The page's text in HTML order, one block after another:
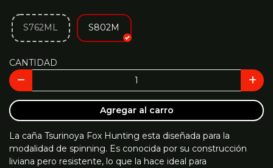
S762ML S802M
CANTIDAD
Agregar al carro
La caña Tsurinoya Fox Hunting esta diseñada para la
modalidad de spinning. Es conocida por su construcción
liviana pero resistente, lo que la hace ideal para